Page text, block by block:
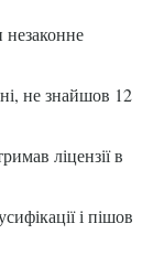
не знайшов 12
ліцензії в
і пішов